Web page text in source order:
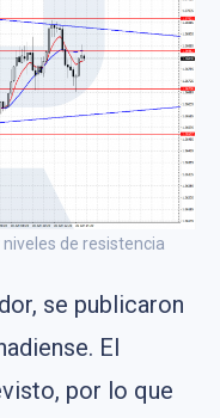
de resistencia
se publicaron
El
por lo que